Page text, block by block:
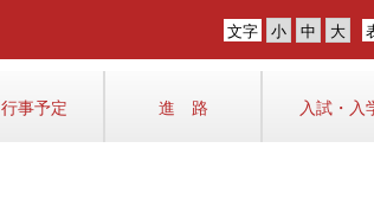
文字
行事予定 進 路 入試・入